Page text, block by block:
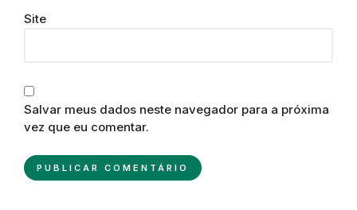
Site
Salvar meus dados neste navegador para a próxima
vez que eu comentar.